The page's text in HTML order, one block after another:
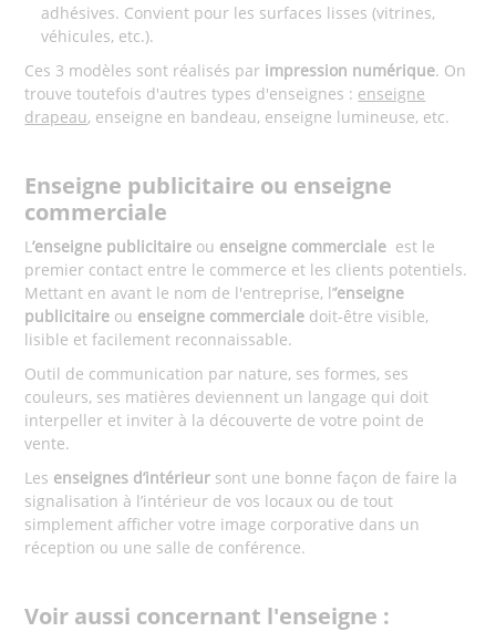
adhésives. Convient pour les surfaces lisses (vitrines,
véhicules, etc.).
Ces 3 modèles sont réalisés par impression numérique. On
trouve toutefois d'autres types d'enseignes : enseigne
drapeau, enseigne en bandeau, enseigne lumineuse, etc.
Enseigne publicitaire ou enseigne
commerciale
L’enseigne publicitaire ou enseigne commerciale est le
premier contact entre le commerce et les clients potentiels.
Mettant en avant le nom de l'entreprise, l’’enseigne
publicitaire ou enseigne commerciale doit-être visible,
lisible et facilement reconnaissable.
Outil de communication par nature, ses formes, ses
couleurs, ses matières deviennent un langage qui doit
interpeller et inviter à la découverte de votre point de
vente.
Les enseignes d’intérieur sont une bonne façon de faire la
signalisation à l’intérieur de vos locaux ou de tout
simplement afficher votre image corporative dans un
réception ou une salle de conférence.
Voir aussi concernant l'enseigne :